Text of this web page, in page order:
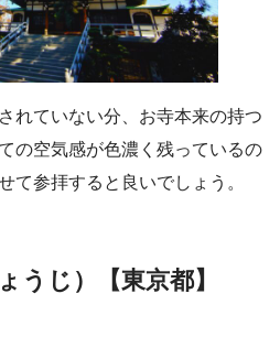
れていない分、お寺本来の持つ
の空気感が色濃く残っているの
て参拝すると良いでしょう。
うじ）【東京都】